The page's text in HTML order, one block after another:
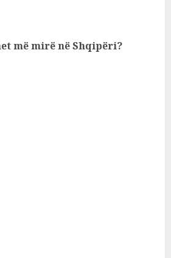
më mirë në Shqipëri?